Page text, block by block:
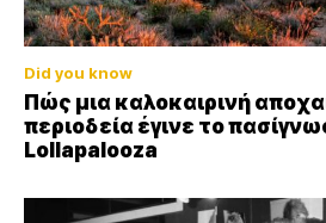
Did you know
Πώς μια καλοκαιρινή
περιοδεία έγινε το
Lollapalooza